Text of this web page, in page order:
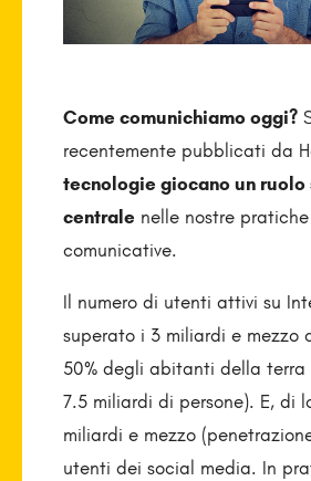
Come comunichiamo oggi?
recentemente pubblicati da
tecnologie giocano un ruolo
centrale nelle nostre pratiche
comunicative.
Il numero di utenti attivi su
superato i 3 miliardi e mezzo
50% degli abitanti della terra
7.5 miliardi di persone). E, di
miliardi e mezzo
utenti dei social media. In